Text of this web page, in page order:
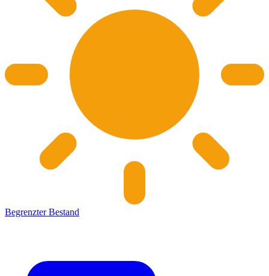
Begrenzter Bestand